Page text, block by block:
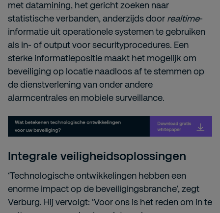
metdatamining, het gericht zoeken naar
statistische verbanden, anderzijds door realtime-
informatie uit operationele systemen te gebruiken
als in- of output voor securityprocedures. Een
sterke informatiepositie maakt het mogelijk om
beveiliging op locatie naadloos af te stemmen op
de dienstverlening van onder andere
alarmcentrales en mobiele surveillance.
Integrale veiligheidsoplossingen
‘Technologische ontwikkelingen hebben een
enorme impact op de beveiligingsbranche’, zegt
Verburg. Hij vervolgt: ‘Voor ons is het reden om in te